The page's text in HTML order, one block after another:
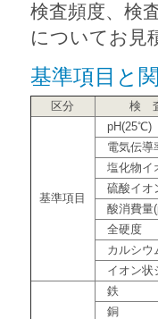
検査頻度、検
についてお見
基準項目と
区分 検
基準項目
pH(25℃)
電気伝導
塩化物イ
硫酸イオ
酸消費量
全硬度
カルシウ
イオン状
鉄
銅